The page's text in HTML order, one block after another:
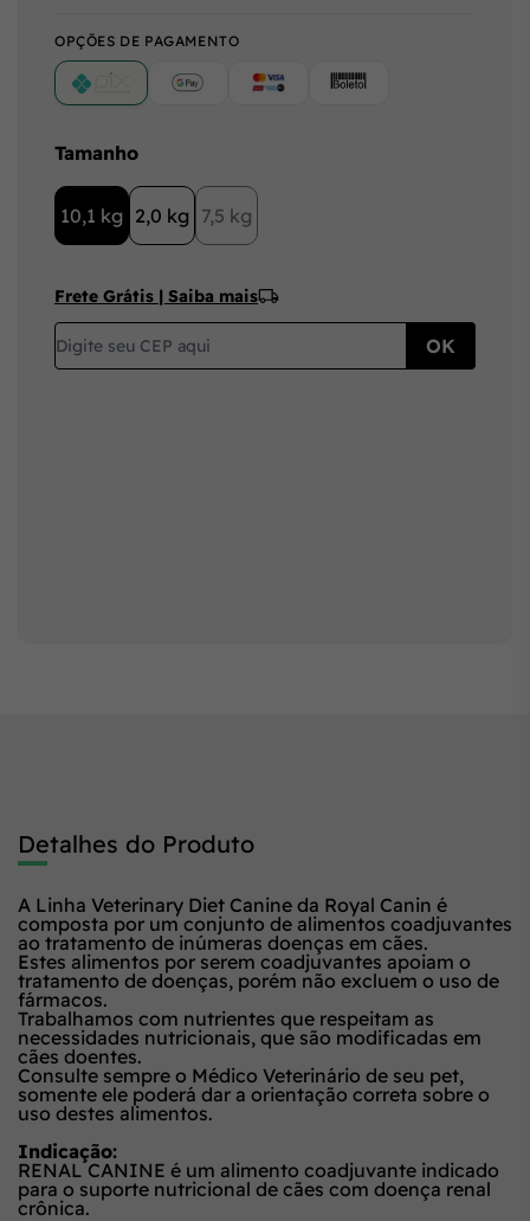
OPÇÕES DE PAGAMENTO
Google Pay (Crédito/Débito)
Cartão Boleto
Frete Grátis | Saiba mais
Tamanho
10,1 kg 2,0 kg 7,5 kg
Detalhes do Produto
A Linha Veterinary Diet Canine da Royal Canin é
composta por um conjunto de alimentos coadjuvantes
ao tratamento de inúmeras doenças em cães.
Estes alimentos por serem coadjuvantes apoiam o
tratamento de doenças, porém não excluem o uso de
fármacos.
Trabalhamos com nutrientes que respeitam as
necessidades nutricionais, que são modificadas em
cães doentes.
Consulte sempre o Médico Veterinário de seu pet,
somente ele poderá dar a orientação correta sobre o
uso destes alimentos.
Indicação:
RENAL CANINE é um alimento coadjuvante indicado
para o suporte nutricional de cães com doença renal
crônica.